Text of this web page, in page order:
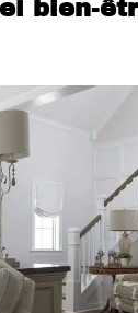
bien-